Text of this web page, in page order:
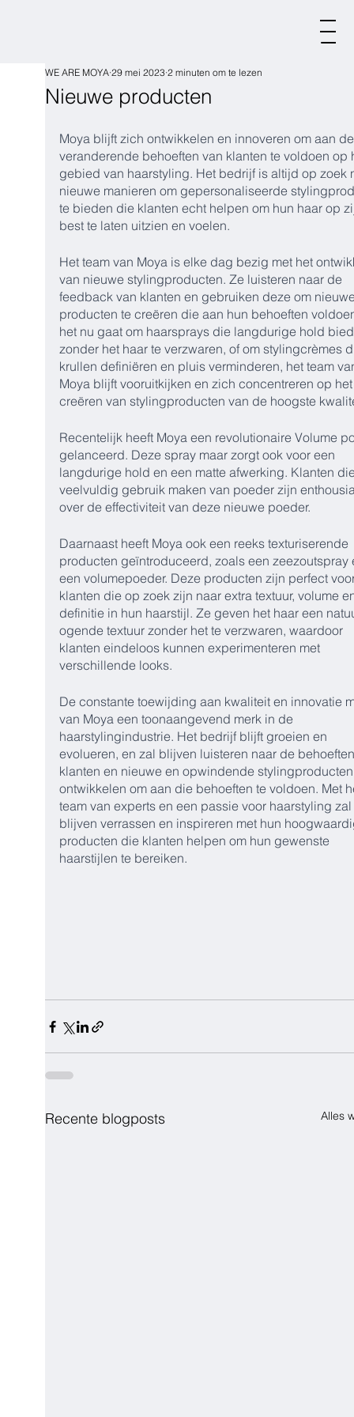
Nieuwe producten
WE ARE MOYA 29 mei 2023 2 minuten om te lezen
Moya blijft zich ontwikkelen en innoveren om aan
veranderende behoeften van klanten te voldoen op
gebied van haarstyling. Het bedrijf is altijd op zoek
nieuwe manieren om gepersonaliseerde
te bieden die klanten echt helpen om hun haar op
best te laten uitzien en voelen.
Het team van Moya is elke dag bezig met het
van nieuwe stylingproducten. Ze luisteren naar de
feedback van klanten en gebruiken deze om
producten te creëren die aan hun behoeften
het nu gaat om haarsprays die langdurige hold
zonder het haar te verzwaren, of om stylingcrèmes
krullen definiëren en pluis verminderen, het team
Moya blijft vooruitkijken en zich concentreren op
creëren van stylingproducten van de hoogste
Recentelijk heeft Moya een revolutionaire Volume
gelanceerd. Deze spray maar zorgt ook voor een
langdurige hold en een matte afwerking. Klanten
veelvuldig gebruik maken van poeder zijn
over de effectiviteit van deze nieuwe poeder.
Daarnaast heeft Moya ook een reeks texturiserende
producten geïntroduceerd, zoals een zeezoutspray
een volumepoeder. Deze producten zijn perfect
klanten die op zoek zijn naar extra textuur, volume
definitie in hun haarstijl. Ze geven het haar een
ogende textuur zonder het te verzwaren, waardoor
klanten eindeloos kunnen experimenteren met
verschillende looks.
De constante toewijding aan kwaliteit en innovatie
van Moya een toonaangevend merk in de
haarstylingindustrie. Het bedrijf blijft groeien en
evolueren, en zal blijven luisteren naar de
klanten en nieuwe en opwindende
ontwikkelen om aan die behoeften te voldoen. Met
team van experts en een passie voor haarstyling
blijven verrassen en inspireren met hun
producten die klanten helpen om hun gewenste
haarstijlen te bereiken.
Recente blogposts Alles